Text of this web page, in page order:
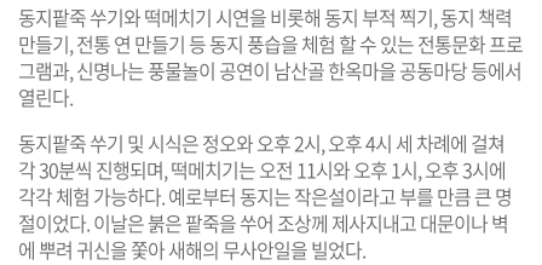
동지팥죽 쑤기와 떡메치기 시연을 비롯해 동지 부적 찍기, 동지 책력
만들기, 전통 연 만들기 등 동지 풍습을 체험 할 수 있는 전통문화 프로
그램과, 신명나는 풍물놀이 공연이 남산골 한옥마을 공동마당 등에서
열린다.
동지팥죽 쑤기 및 시식은 정오와 오후 2시, 오후 4시 세 차례에 걸쳐
각 30분씩 진행되며, 떡메치기는 오전 11시와 오후 1시, 오후 3시에
각각 체험 가능하다. 예로부터 동지는 작은설이라고 부를 만큼 큰 명
절이었다. 이날은 붉은 팥죽을 쑤어 조상께 제사지내고 대문이나 벽
에 뿌려 귀신을 쫓아 새해의 무사안일을 빌었다.